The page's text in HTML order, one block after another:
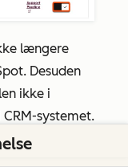
længere
Desuden
ikke i
systemet.